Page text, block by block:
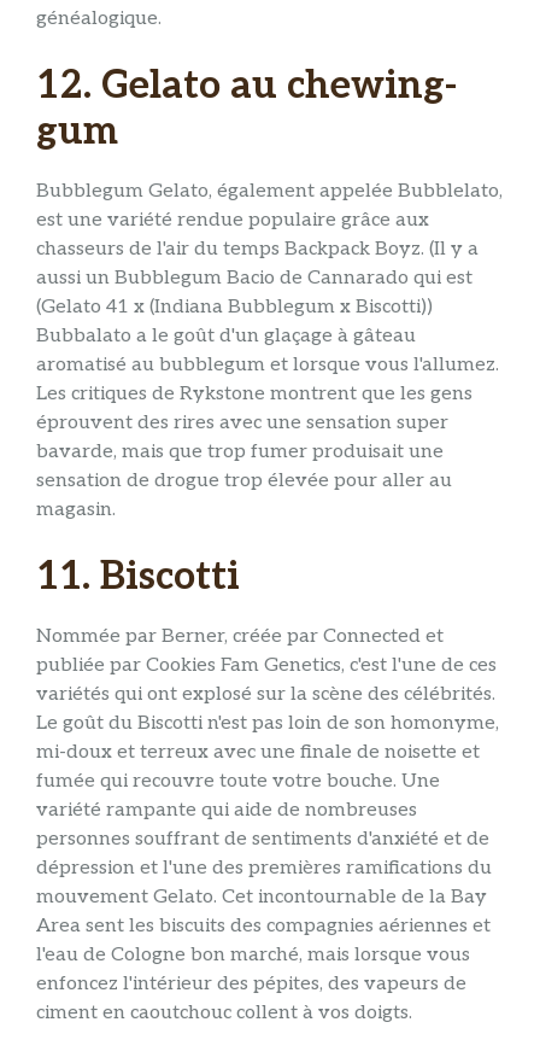
généalogique.
12. Gelato au chewing-
gum
Bubblegum Gelato, également appelée Bubblelato,
est une variété rendue populaire grâce aux
chasseurs de l'air du temps Backpack Boyz. (Il y a
aussi un Bubblegum Bacio de Cannarado qui est
(Gelato 41 x (Indiana Bubblegum x Biscotti))
Bubbalato a le goût d'un glaçage à gâteau
aromatisé au bubblegum et lorsque vous l'allumez.
Les critiques de Rykstone montrent que les gens
éprouvent des rires avec une sensation super
bavarde, mais que trop fumer produisait une
sensation de drogue trop élevée pour aller au
magasin.
11. Biscotti
Nommée par Berner, créée par Connected et
publiée par Cookies Fam Genetics, c'est l'une de ces
variétés qui ont explosé sur la scène des célébrités.
Le goût du Biscotti n'est pas loin de son homonyme,
mi-doux et terreux avec une finale de noisette et
fumée qui recouvre toute votre bouche. Une
variété rampante qui aide de nombreuses
personnes souffrant de sentiments d'anxiété et de
dépression et l'une des premières ramifications du
mouvement Gelato. Cet incontournable de la Bay
Area sent les biscuits des compagnies aériennes et
l'eau de Cologne bon marché, mais lorsque vous
enfoncez l'intérieur des pépites, des vapeurs de
ciment en caoutchouc collent à vos doigts.